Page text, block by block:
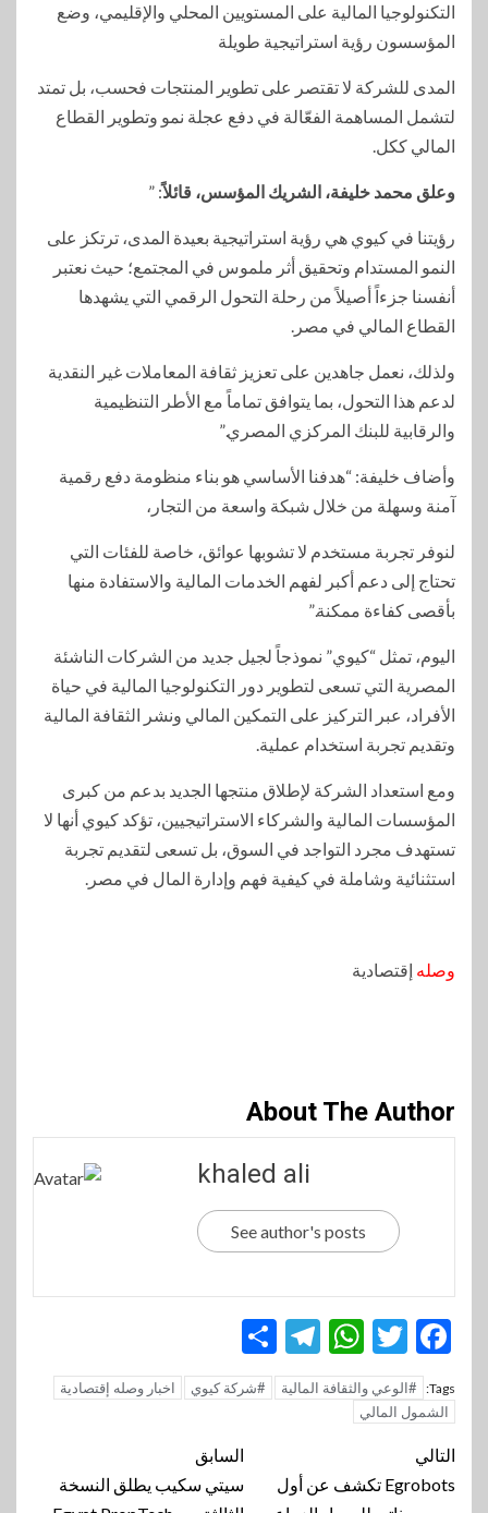
التكنولوجيا المالية على المستويين المحلي والإقليمي، وضع
المؤسسون رؤية استراتيجية طويلة
المدى للشركة لا تقتصر على تطوير المنتجات فحسب، بل تمتد
لتشمل المساهمة الفعّالة في دفع عجلة نمو وتطوير القطاع
المالي ككل.
وعلق محمد خليفة، الشريك المؤسس، قائلاً: ”
رؤيتنا في كيوي هي رؤية استراتيجية بعيدة المدى، ترتكز على
النمو المستدام وتحقيق أثر ملموس في المجتمع؛ حيث نعتبر
أنفسنا جزءاً أصيلاً من رحلة التحول الرقمي التي يشهدها
القطاع المالي في مصر.
ولذلك، نعمل جاهدين على تعزيز ثقافة المعاملات غير النقدية
لدعم هذا التحول، بما يتوافق تماماً مع الأطر التنظيمية
والرقابية للبنك المركزي المصري.”
وأضاف خليفة: “هدفنا الأساسي هو بناء منظومة دفع رقمية
آمنة وسهلة من خلال شبكة واسعة من التجار،
لنوفر تجربة مستخدم لا تشوبها عوائق، خاصة للفئات التي
تحتاج إلى دعم أكبر لفهم الخدمات المالية والاستفادة منها
بأقصى كفاءة ممكنة.”
اليوم، تمثل “كيوي” نموذجاً لجيل جديد من الشركات الناشئة
المصرية التي تسعى لتطوير دور التكنولوجيا المالية في حياة
الأفراد، عبر التركيز على التمكين المالي ونشر الثقافة المالية
وتقديم تجربة استخدام عملية.
ومع استعداد الشركة لإطلاق منتجها الجديد بدعم من كبرى
المؤسسات المالية والشركاء الاستراتيجيين، تؤكد كيوي أنها لا
تستهدف مجرد التواجد في السوق، بل تسعى لتقديم تجربة
استثنائية وشاملة في كيفية فهم وإدارة المال في مصر.
وصله إقتصادية
About The Author
khaled ali
See author's posts
Facebook
Twitter
WhatsApp
Telegram
Tags: #الوعي والثقافة المالية #شركة كيوي
اخبار وصله إقتصادية
الشمول المالي
تنقل
المقالة
السابق
سيتي سكيب يطلق النسخة
التالي
Egrobots تكشف عن أول